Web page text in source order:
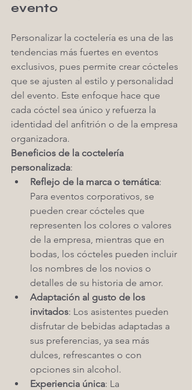
evento
Personalizar la coctelería es una de las
tendencias más fuertes en eventos
exclusivos, pues permite crear cócteles
que se ajusten al estilo y personalidad
del evento. Este enfoque hace que
cada cóctel sea único y refuerza la
identidad del anfitrión o de la empresa
organizadora.
Beneficios de la coctelería
personalizada:
Reflejo de la marca o temática:
Para eventos corporativos, se
pueden crear cócteles que
representen los colores o valores
de la empresa, mientras que en
bodas, los cócteles pueden incluir
los nombres de los novios o
detalles de su historia de amor.
Adaptación al gusto de los
invitados: Los asistentes pueden
disfrutar de bebidas adaptadas a
sus preferencias, ya sea más
dulces, refrescantes o con
opciones sin alcohol.
Experiencia única: La